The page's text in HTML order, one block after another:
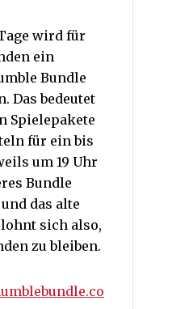
wird für
ein
Bundle
Das bedeutet
Spielepakete
für ein bis
um 19 Uhr
Bundle
das alte
sich also,
zu bleiben.